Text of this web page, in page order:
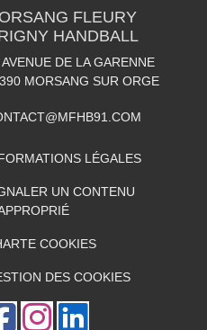
FLEURY
HANDBALL
AVENUE DE LA GARENNE
MORSANG SUR ORGE
LÉGALES
UN CONTENU
COOKIES
DES COOKIES